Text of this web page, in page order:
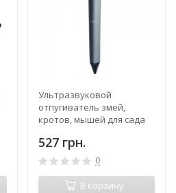
Ультразвуковой
отпугиватель змей,
кротов, мышей для сада
солнечных батареях
527 грн.
0
В корзину